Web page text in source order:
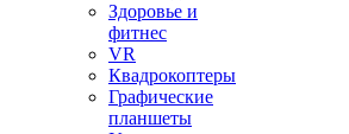
Здоровье и
фитнес
VR
Квадрокоптеры
Графические
планшеты